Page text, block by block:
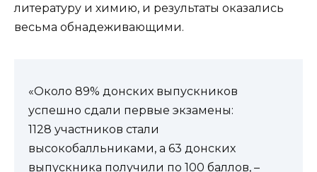
литературу и химию, и результаты оказались
весьма обнадеживающими.
«Около 89% донских выпускников
успешно сдали первые экзамены:
1128 участников стали
высокобалльниками, а 63 донских
выпускника получили по 100 баллов, –